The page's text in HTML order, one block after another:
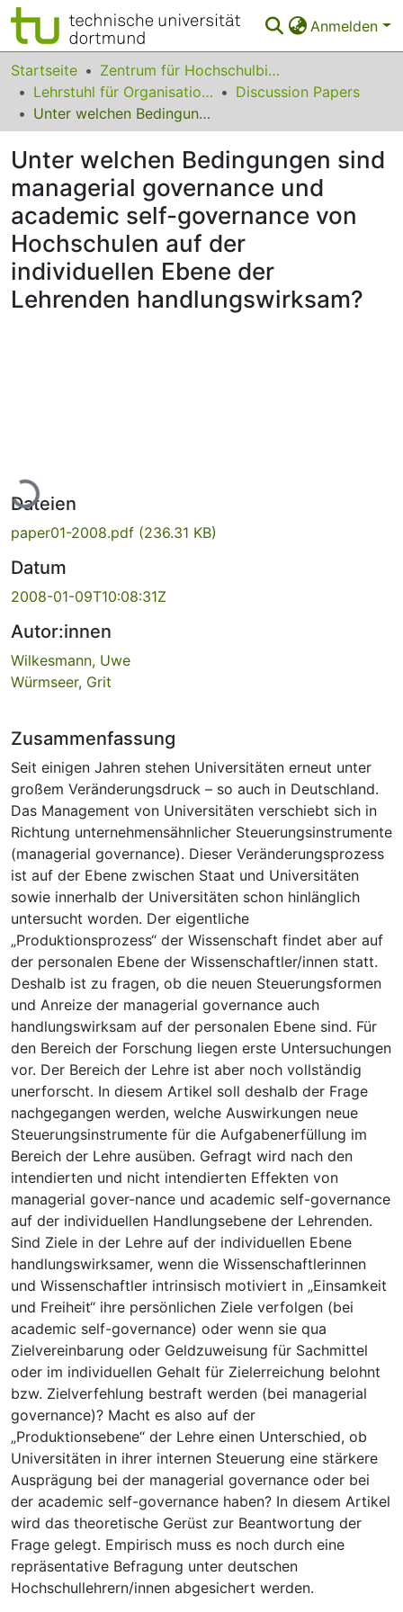
Anmelden
Bereiche & Sammlungen
Das gesamte Repositorium
Leitlinien
Zurück zur Startseite
Startseite
Zentrum für Hochschulbildung (zhb)
Lehrstuhl für Organisationsforschung, Sozial- & Weiterbildungsmanagement
Discussion Papers
Unter welchen Bedingungen sind managerial governance und academic self-governance von Hochschulen auf der individuellen Ebene der Lehrenden handlungswirksam?
Unter welchen Bedingungen sind
managerial governance und
academic self-governance von
Hochschulen auf der
individuellen Ebene der
Lehrenden handlungswirksam?
Lade...
Dateien
paper01-2008.pdf (236.31 KB)
Datum
2008-01-09T10:08:31Z
Autor:innen
Wilkesmann, Uwe
Würmseer, Grit
Zusammenfassung
Seit einigen Jahren stehen Universitäten erneut unter
großem Veränderungsdruck – so auch in Deutschland.
Das Management von Universitäten verschiebt sich in
Richtung unternehmensähnlicher Steuerungsinstrumente
(managerial governance). Dieser Veränderungsprozess
ist auf der Ebene zwischen Staat und Universitäten
sowie innerhalb der Universitäten schon hinlänglich
untersucht worden. Der eigentliche
„Produktionsprozess“ der Wissenschaft findet aber auf
der personalen Ebene der Wissenschaftler/innen statt.
Deshalb ist zu fragen, ob die neuen Steuerungsformen
und Anreize der managerial governance auch
handlungswirksam auf der personalen Ebene sind. Für
den Bereich der Forschung liegen erste Untersuchungen
vor. Der Bereich der Lehre ist aber noch vollständig
unerforscht. In diesem Artikel soll deshalb der Frage
nachgegangen werden, welche Auswirkungen neue
Steuerungsinstrumente für die Aufgabenerfüllung im
Bereich der Lehre ausüben. Gefragt wird nach den
intendierten und nicht intendierten Effekten von
managerial gover-nance und academic self-governance
auf der individuellen Handlungsebene der Lehrenden.
Sind Ziele in der Lehre auf der individuellen Ebene
handlungswirksamer, wenn die Wissenschaftlerinnen
und Wissenschaftler intrinsisch motiviert in „Einsamkeit
und Freiheit“ ihre persönlichen Ziele verfolgen (bei
academic self-governance) oder wenn sie qua
Zielvereinbarung oder Geldzuweisung für Sachmittel
oder im individuellen Gehalt für Zielerreichung belohnt
bzw. Zielverfehlung bestraft werden (bei managerial
governance)? Macht es also auf der
„Produktionsebene“ der Lehre einen Unterschied, ob
Universitäten in ihrer internen Steuerung eine stärkere
Ausprägung bei der managerial governance oder bei
der academic self-governance haben? In diesem Artikel
wird das theoretische Gerüst zur Beantwortung der
Frage gelegt. Empirisch muss es noch durch eine
repräsentative Befragung unter deutschen
Hochschullehrern/innen abgesichert werden.